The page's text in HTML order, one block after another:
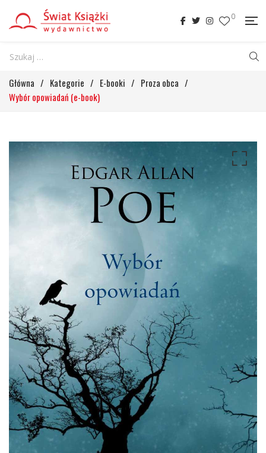
0
Główna / Kategorie / E-booki / Proza obca /
Wybór opowiadań (e-book)